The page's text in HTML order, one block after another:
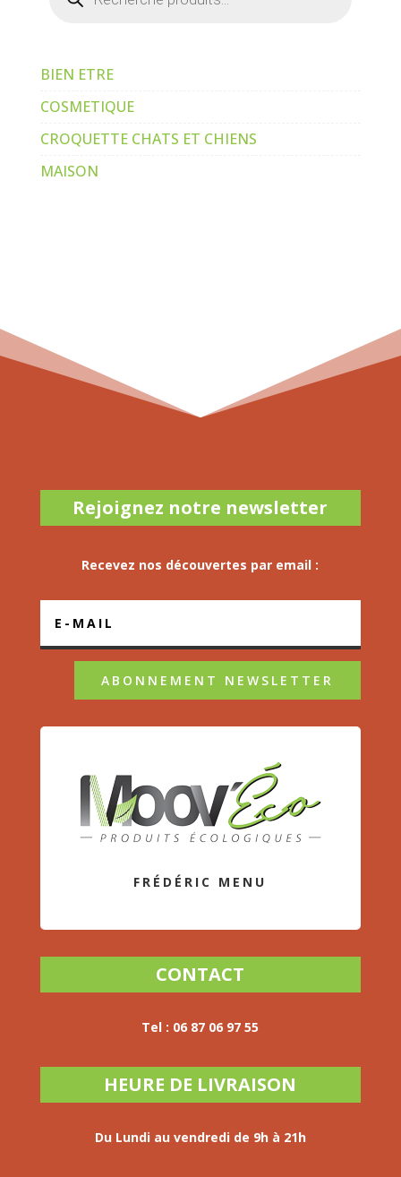
produits
BIEN ETRE
COSMETIQUE
CROQUETTE CHATS ET CHIENS
MAISON
Rejoignez notre newsletter
Recevez nos découvertes par email :
ABONNEMENT NEWSLETTER
FRÉDÉRIC MENU
CONTACT
Tel : 06 87 06 97 55
HEURE DE LIVRAISON
Du Lundi au vendredi de 9h à 21h